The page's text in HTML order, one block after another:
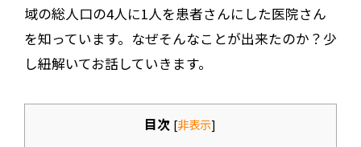
域の総人口の4人に1人を患者さんにした医院さん
を知っています。なぜそんなことが出来たのか？少
し紐解いてお話していきます。
目次 [非表示]